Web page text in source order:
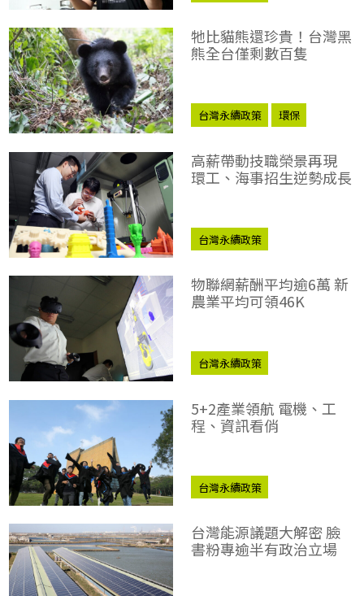
牠比貓熊還珍貴！台灣黑
熊全台僅剩數百隻
台灣永續政策 環保
高薪帶動技職榮景再現
環工、海事招生逆勢成長
台灣永續政策
物聯網薪酬平均逾6萬 新
農業平均可領46K
台灣永續政策
5+2產業領航 電機、工
程、資訊看俏
台灣永續政策
台灣能源議題大解密 臉
書粉專逾半有政治立場